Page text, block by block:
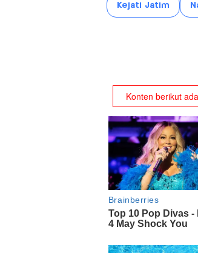
Kejati Jatim